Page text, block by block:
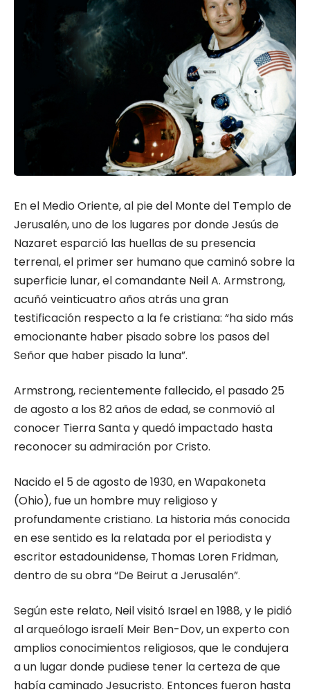
En el Medio Oriente, al pie del Monte del Templo de
Jerusalén, uno de los lugares por donde Jesús de
Nazaret esparció las huellas de su presencia
terrenal, el primer ser humano que caminó sobre la
superficie lunar, el comandante Neil A. Armstrong,
acuñó veinticuatro años atrás una gran
testificación respecto a la fe cristiana: “ha sido más
emocionante haber pisado sobre los pasos del
Señor que haber pisado la luna”.
Armstrong, recientemente fallecido, el pasado 25
de agosto a los 82 años de edad, se conmovió al
conocer Tierra Santa y quedó impactado hasta
reconocer su admiración por Cristo.
Nacido el 5 de agosto de 1930, en Wapakoneta
(Ohio), fue un hombre muy religioso y
profundamente cristiano. La historia más conocida
en ese sentido es la relatada por el periodista y
escritor estadounidense, Thomas Loren Fridman,
dentro de su obra “De Beirut a Jerusalén”.
Según este relato, Neil visitó Israel en 1988, y le pidió
al arqueólogo israelí Meir Ben-Dov, un experto con
amplios conocimientos religiosos, que le condujera
a un lugar donde pudiese tener la certeza de que
había caminado Jesucristo. Entonces fueron hasta